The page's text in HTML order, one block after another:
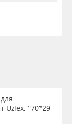
Uzlex, 170*29